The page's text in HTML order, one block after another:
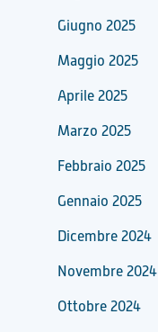
Giugno 2025
Maggio 2025
Aprile 2025
Marzo 2025
Febbraio 2025
Gennaio 2025
Dicembre 2024
Novembre 2024
Ottobre 2024